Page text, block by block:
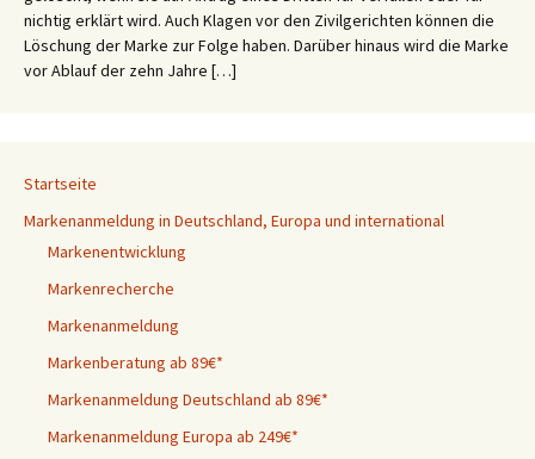
nichtig erklärt wird. Auch Klagen vor den Zivilgerichten können die
Löschung der Marke zur Folge haben. Darüber hinaus wird die Marke
vor Ablauf der zehn Jahre […]
Startseite
Markenanmeldung in Deutschland, Europa und international
Markenentwicklung
Markenrecherche
Markenanmeldung
Markenberatung ab 89€*
Markenanmeldung Deutschland ab 89€*
Markenanmeldung Europa ab 249€*